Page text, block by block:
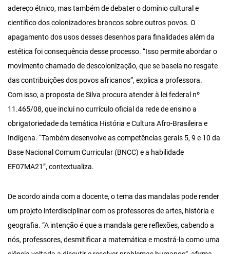
adereço étnico, mas também de debater o domínio cultural e
científico dos colonizadores brancos sobre outros povos. O
apagamento dos usos desses desenhos para finalidades além da
estética foi consequência desse processo. “Isso permite abordar o
movimento chamado de descolonização, que se baseia no resgate
das contribuições dos povos africanos”, explica a professora.
Com isso, a proposta de Silva procura atender à lei federal nº
11.465/08, que inclui no currículo oficial da rede de ensino a
obrigatoriedade da temática História e Cultura Afro-Brasileira e
Indígena. “Também desenvolve as competências gerais 5, 9 e 10 da
Base Nacional Comum Curricular (BNCC) e a habilidade
EF07MA21”, contextualiza.
De acordo ainda com a docente, o tema das mandalas pode render
um projeto interdisciplinar com os professores de artes, história e
geografia. “A intenção é que a mandala gere reflexões, cabendo a
nós, professores, desmitificar a matemática e mostrá-la como uma